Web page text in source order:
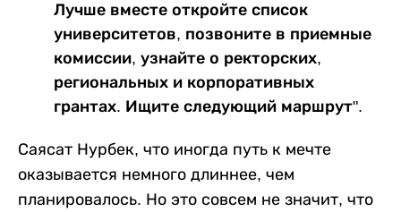
Лучше вместе откройте список
университетов, позвоните в приемные
комиссии, узнайте о ректорских,
региональных и корпоративных
грантах. Ищите следующий маршрут".
Саясат Нурбек, что иногда путь к мечте
оказывается немного длиннее, чем
планировалось. Но это совсем не значит, что